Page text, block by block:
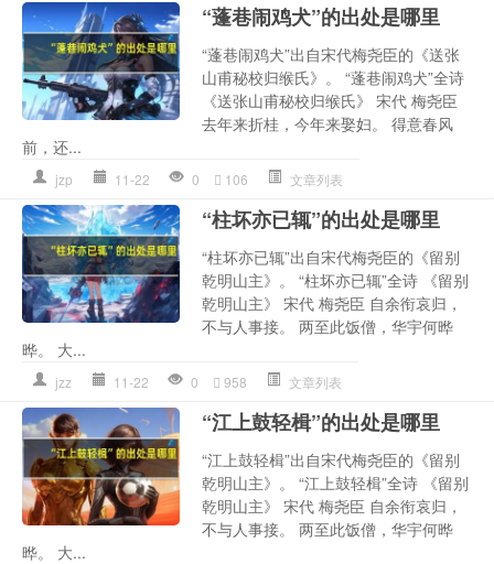
“蓬巷闹鸡犬”的出处是哪里
“蓬巷闹鸡犬”出自宋代梅尧臣的《送张
山甫秘校归缑氏》。 “蓬巷闹鸡犬”全诗
《送张山甫秘校归缑氏》 宋代 梅尧臣
去年来折桂，今年来娶妇。 得意春风
前，还...
jzp 11-22 0 106 文章列表
“柱坏亦已辄”的出处是哪里
“柱坏亦已辄”出自宋代梅尧臣的《留别
乾明山主》。 “柱坏亦已辄”全诗 《留别
乾明山主》 宋代 梅尧臣 自余衔哀归，
不与人事接。 两至此饭僧，华宇何晔
晔。 大...
jzz 11-22 0 958 文章列表
“江上鼓轻楫”的出处是哪里
“江上鼓轻楫”出自宋代梅尧臣的《留别
乾明山主》。 “江上鼓轻楫”全诗 《留别
乾明山主》 宋代 梅尧臣 自余衔哀归，
不与人事接。 两至此饭僧，华宇何晔
晔。 大...